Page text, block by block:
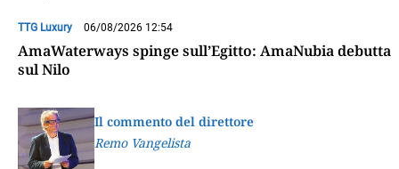
TTG Luxury 06/08/2026 12:54
AmaWaterways spinge sull’Egitto: AmaNubia debutta
sul Nilo
Il commento del direttore
Remo Vangelista